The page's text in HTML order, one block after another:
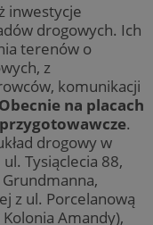
inwestycje
drogowych. Ich
terenów o
z
komunikacji
Obecnie na placach
.
drogowy w
Tysiąclecia 88,
z ul. Porcelanową
Amandy),